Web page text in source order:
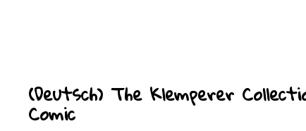
(Deutsch) The Klemperer
Comic